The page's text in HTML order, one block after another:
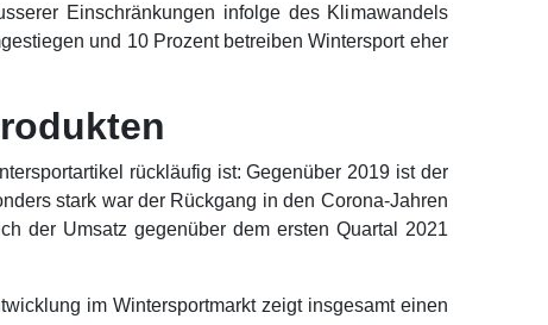
Einschränkungen infolge des Klimawandels
und 10 Prozent betreiben Wintersport eher
rückläufig ist: Gegenüber 2019 ist der
stark war der Rückgang in den Corona-Jahren
der Umsatz gegenüber dem ersten Quartal 2021
im Wintersportmarkt zeigt insgesamt einen